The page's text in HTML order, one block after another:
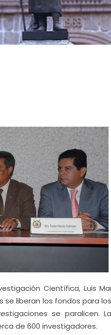
Científica, Luis
liberan los fondos para
se paralicen.
de 600 investigadores.